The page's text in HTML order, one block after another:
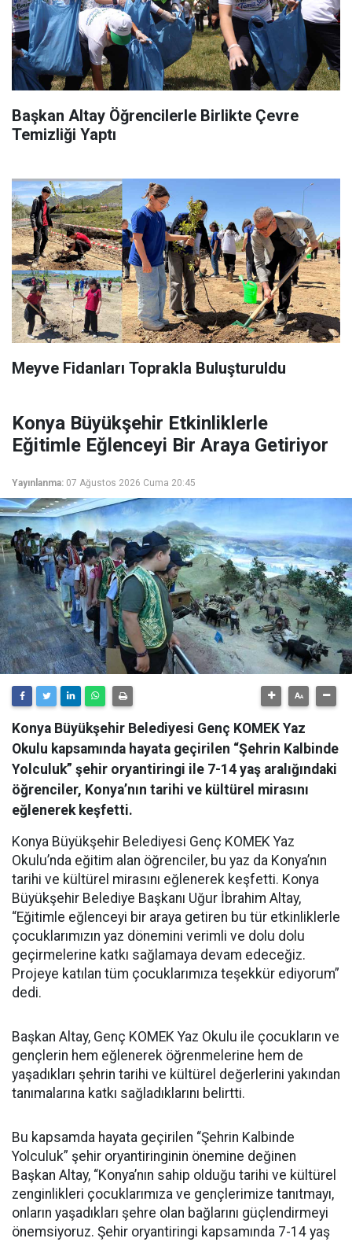
Başkan Altay Öğrencilerle Birlikte Çevre
Temizliği Yaptı
Meyve Fidanları Toprakla Buluşturuldu
Konya Büyükşehir Etkinliklerle
Eğitimle Eğlenceyi Bir Araya Getiriyor
Yayınlanma: 07 Ağustos 2026 Cuma 20:45
Konya Büyükşehir Belediyesi Genç KOMEK Yaz
Okulu kapsamında hayata geçirilen “Şehrin Kalbinde
Yolculuk” şehir oryantiringi ile 7-14 yaş aralığındaki
öğrenciler, Konya’nın tarihi ve kültürel mirasını
eğlenerek keşfetti.
Konya Büyükşehir Belediyesi Genç KOMEK Yaz
Okulu’nda eğitim alan öğrenciler, bu yaz da Konya’nın
tarihi ve kültürel mirasını eğlenerek keşfetti. Konya
Büyükşehir Belediye Başkanı Uğur İbrahim Altay,
“Eğitimle eğlenceyi bir araya getiren bu tür etkinliklerle
çocuklarımızın yaz dönemini verimli ve dolu dolu
geçirmelerine katkı sağlamaya devam edeceğiz.
Projeye katılan tüm çocuklarımıza teşekkür ediyorum”
dedi.
Başkan Altay, Genç KOMEK Yaz Okulu ile çocukların ve
gençlerin hem eğlenerek öğrenmelerine hem de
yaşadıkları şehrin tarihi ve kültürel değerlerini yakından
tanımalarına katkı sağladıklarını belirtti.
Bu kapsamda hayata geçirilen “Şehrin Kalbinde
Yolculuk” şehir oryantiringinin önemine değinen
Başkan Altay, “Konya’nın sahip olduğu tarihi ve kültürel
zenginlikleri çocuklarımıza ve gençlerimize tanıtmayı,
onların yaşadıkları şehre olan bağlarını güçlendirmeyi
önemsiyoruz. Şehir oryantiringi kapsamında 7-14 yaş